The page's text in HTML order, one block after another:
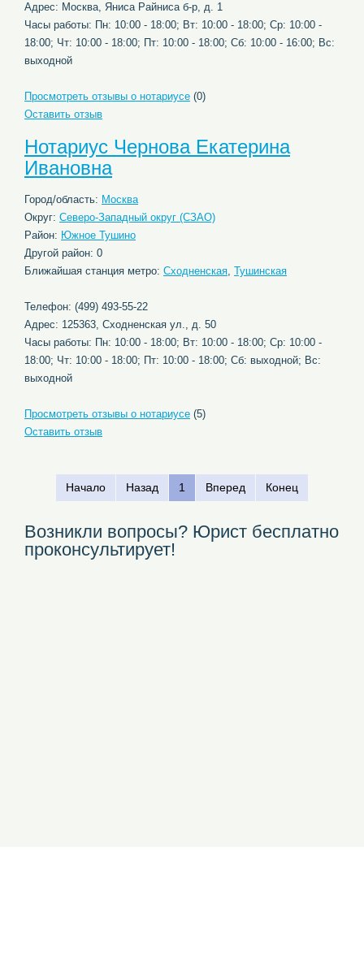
Адрес: Москва, Яниса Райниса б-р, д. 1
Часы работы: Пн: 10:00 - 18:00; Вт: 10:00 - 18:00; Ср: 10:00 -
18:00; Чт: 10:00 - 18:00; Пт: 10:00 - 18:00; Сб: 10:00 - 16:00; Вс:
выходной
Просмотреть отзывы о нотариусе (0)
Оставить отзыв
Нотариус Чернова Екатерина
Ивановна
Город/область: Москва
Округ: Северо-Западный округ (СЗАО)
Район: Южное Тушино
Другой район: 0
Ближайшая станция метро: Сходненская, Тушинская
Телефон: (499) 493-55-22
Адрес: 125363, Сходненская ул., д. 50
Часы работы: Пн: 10:00 - 18:00; Вт: 10:00 - 18:00; Ср: 10:00 -
18:00; Чт: 10:00 - 18:00; Пт: 10:00 - 18:00; Сб: выходной; Вс:
выходной
Просмотреть отзывы о нотариусе (5)
Оставить отзыв
Начало Назад 1 Вперед Конец
Возникли вопросы? Юрист бесплатно
проконсультирует!